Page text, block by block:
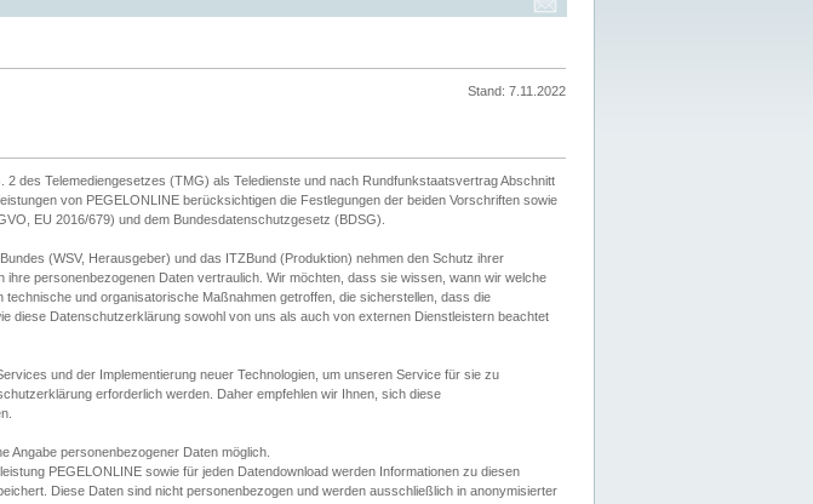
Stand: 7.11.2022
2 des Telemediengesetzes (TMG) als Teledienste und nach Rundfunkstaatsvertrag Abschnitt
von PEGELONLINE berücksichtigen die Festlegungen der beiden Vorschriften sowie
EU 2016/679) und dem Bundesdatenschutzgesetz (BDSG).
(WSV, Herausgeber) und das ITZBund (Produktion) nehmen den Schutz ihrer
personenbezogenen Daten vertraulich. Wir möchten, dass sie wissen, wann wir welche
technische und organisatorische Maßnahmen getroffen, die sicherstellen, dass die
diese Datenschutzerklärung sowohl von uns als auch von externen Dienstleistern beachtet
und der Implementierung neuer Technologien, um unseren Service für sie zu
erforderlich werden. Daher empfehlen wir Ihnen, sich diese
Angabe personenbezogener Daten möglich.
PEGELONLINE sowie für jeden Datendownload werden Informationen zu diesen
Diese Daten sind nicht personenbezogen und werden ausschließlich in anonymisierter